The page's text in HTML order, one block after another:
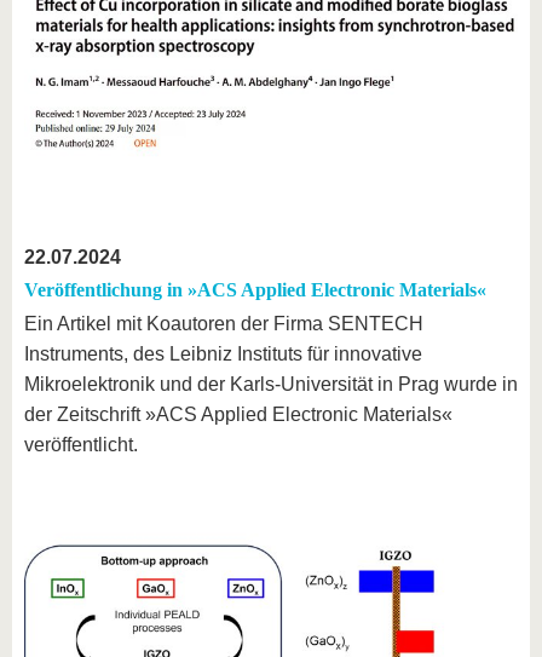
22.07.2024
Veröffentlichung in »ACS Applied Electronic Materials«
Ein Artikel mit Koautoren der Firma SENTECH
Instruments, des Leibniz Instituts für innovative
Mikroelektronik und der Karls-Universität in Prag wurde in
der Zeitschrift »ACS Applied Electronic Materials«
veröffentlicht.